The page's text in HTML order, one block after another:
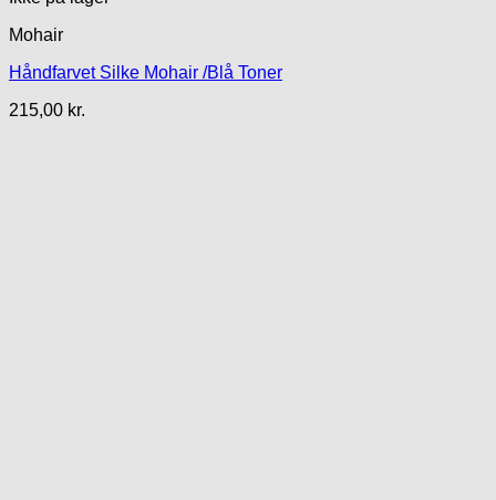
Mohair
Håndfarvet Silke Mohair /Blå Toner
215,00 kr.